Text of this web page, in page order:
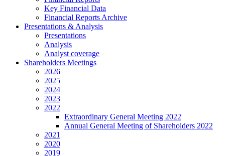
Key Financial Data
Financial Reports Archive
Presentations & Analysis
Presentations
Analysis
Analyst coverage
Shareholders Meetings
2026
2025
2024
2023
2022
Extraordinary General Meeting 2022
Annual General Meeting of Shareholders 2022
2021
2020
2019